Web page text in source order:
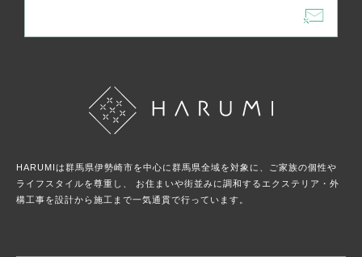
HARUMIは群馬県伊勢崎市を中心に群馬県全域を対象に、ご家族の個性や
ライフスタイルを尊重し、
お住まいや街並みに調和するエクステリア・外
構工事を設計から施工まで一気通貫で行っています。